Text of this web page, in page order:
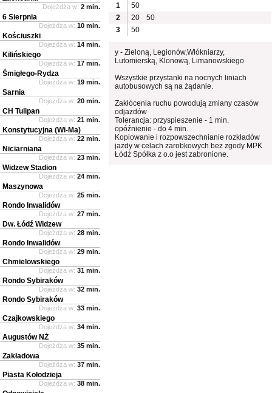
1
50
2
20
50
3
50
y - Zieloną, Legionów,Włókniarzy,
Lutomierską, Klonową, Limanowskiego
Wszystkie przystanki na nocnych liniach
autobusowych są na żądanie.
Zakłócenia ruchu powodują zmiany czasów
odjazdów
Tolerancja: przyspieszenie - 1 min.
opóźnienie - do 4 min.
Kopiowanie i rozpowszechnianie rozkładów
jazdy w celach zarobkowych bez zgody MPK
Łódź Spółka z o.o jest zabronione.
Dojeżdża w: 2 min.
6 Sierpnia
Dojeżdża w: 10 min.
Kościuszki
Dojeżdża w: 14 min.
Kilińskiego
Dojeżdża w: 17 min.
Śmigłego-Rydza
Dojeżdża w: 19 min.
Sarnia
Dojeżdża w: 20 min.
CH Tulipan
Dojeżdża w: 21 min.
Konstytucyjna (Wi-Ma)
Dojeżdża w: 22 min.
Niciarniana
Dojeżdża w: 23 min.
Widzew Stadion
Dojeżdża w: 24 min.
Maszynowa
Dojeżdża w: 25 min.
Rondo Inwalidów
Dojeżdża w: 27 min.
Dw. Łódź Widzew
Dojeżdża w: 28 min.
Rondo Inwalidów
Dojeżdża w: 29 min.
Chmielowskiego
Dojeżdża w: 31 min.
Rondo Sybiraków
Dojeżdża w: 32 min.
Rondo Sybiraków
Dojeżdża w: 33 min.
Czajkowskiego
Dojeżdża w: 34 min.
Augustów NŻ
Dojeżdża w: 35 min.
Zakładowa
Dojeżdża w: 37 min.
Piasta Kołodzieja
Dojeżdża w: 38 min.